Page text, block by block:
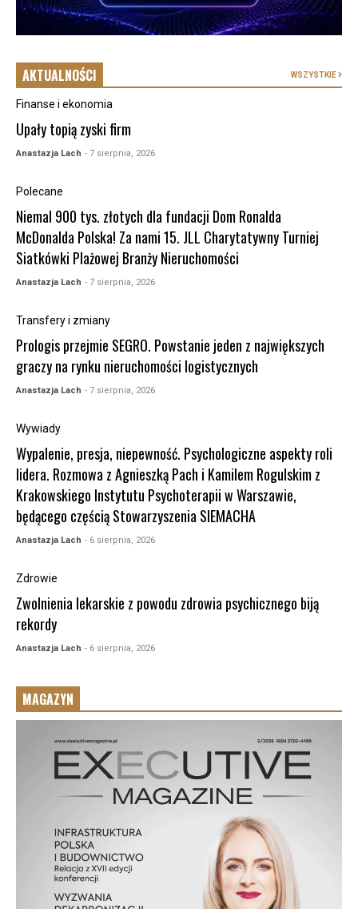
AKTUALNOŚCI WSZYSTKIE
Finanse i ekonomia
Upały topią zyski firm
Anastazja Lach - 7 sierpnia, 2026
Polecane
Niemal 900 tys. złotych dla fundacji Dom Ronalda
McDonalda Polska! Za nami 15. JLL Charytatywny Turniej
Siatkówki Plażowej Branży Nieruchomości
Anastazja Lach - 7 sierpnia, 2026
Transfery i zmiany
Prologis przejmie SEGRO. Powstanie jeden z największych
graczy na rynku nieruchomości logistycznych
Anastazja Lach - 7 sierpnia, 2026
Wywiady
Wypalenie, presja, niepewność. Psychologiczne aspekty roli
lidera. Rozmowa z Agnieszką Pach i Kamilem Rogulskim z
Krakowskiego Instytutu Psychoterapii w Warszawie,
będącego częścią Stowarzyszenia SIEMACHA
Anastazja Lach - 6 sierpnia, 2026
Zdrowie
Zwolnienia lekarskie z powodu zdrowia psychicznego biją
rekordy
Anastazja Lach - 6 sierpnia, 2026
MAGAZYN